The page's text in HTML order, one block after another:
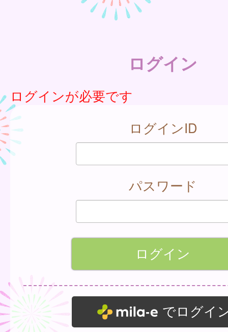
ログイン
ログインが必要です
ログインID
パスワード
でログイ